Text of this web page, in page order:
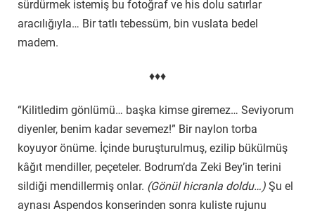
sürdürmek istemiş bu fotoğraf ve his dolu satırlar
aracılığıyla… Bir tatlı tebessüm, bin vuslata bedel
madem.
♦♦♦
“Kilitledim gönlümü… başka kimse giremez… Seviyorum
diyenler, benim kadar sevemez!” Bir naylon torba
koyuyor önüme. İçinde buruşturulmuş, ezilip bükülmüş
kâğıt mendiller, peçeteler. Bodrum’da Zeki Bey’in terini
sildiği mendillermiş onlar. (Gönül hicranla doldu…) Şu el
aynası Aspendos konserinden sonra kuliste rujunu